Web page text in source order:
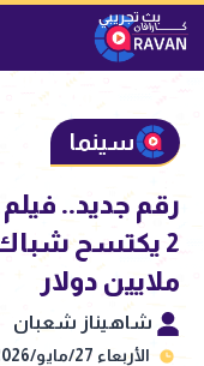
سينما
ملايين دولار
شاهيناز شعبان
الأربعاء 27/مايو/2026 - 11:41 ص